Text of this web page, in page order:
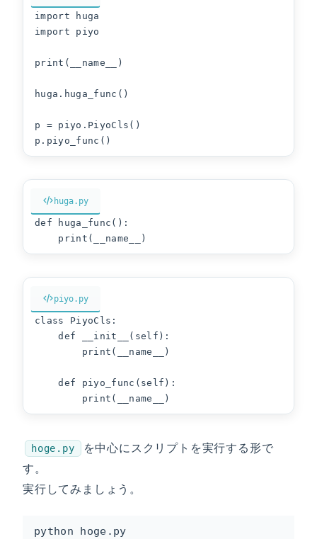
import huga
import piyo
print(__name__)
huga.huga_func()
p = piyo.PiyoCls()
p.piyo_func()
huga.py
def huga_func():
    print(__name__)
piyo.py
class PiyoCls:
    def __init__(self):
        print(__name__)
    def piyo_func(self):
        print(__name__)
hoge.py
を中心にスクリプトを実行する形で
す。
実行してみましょう。
python hoge.py